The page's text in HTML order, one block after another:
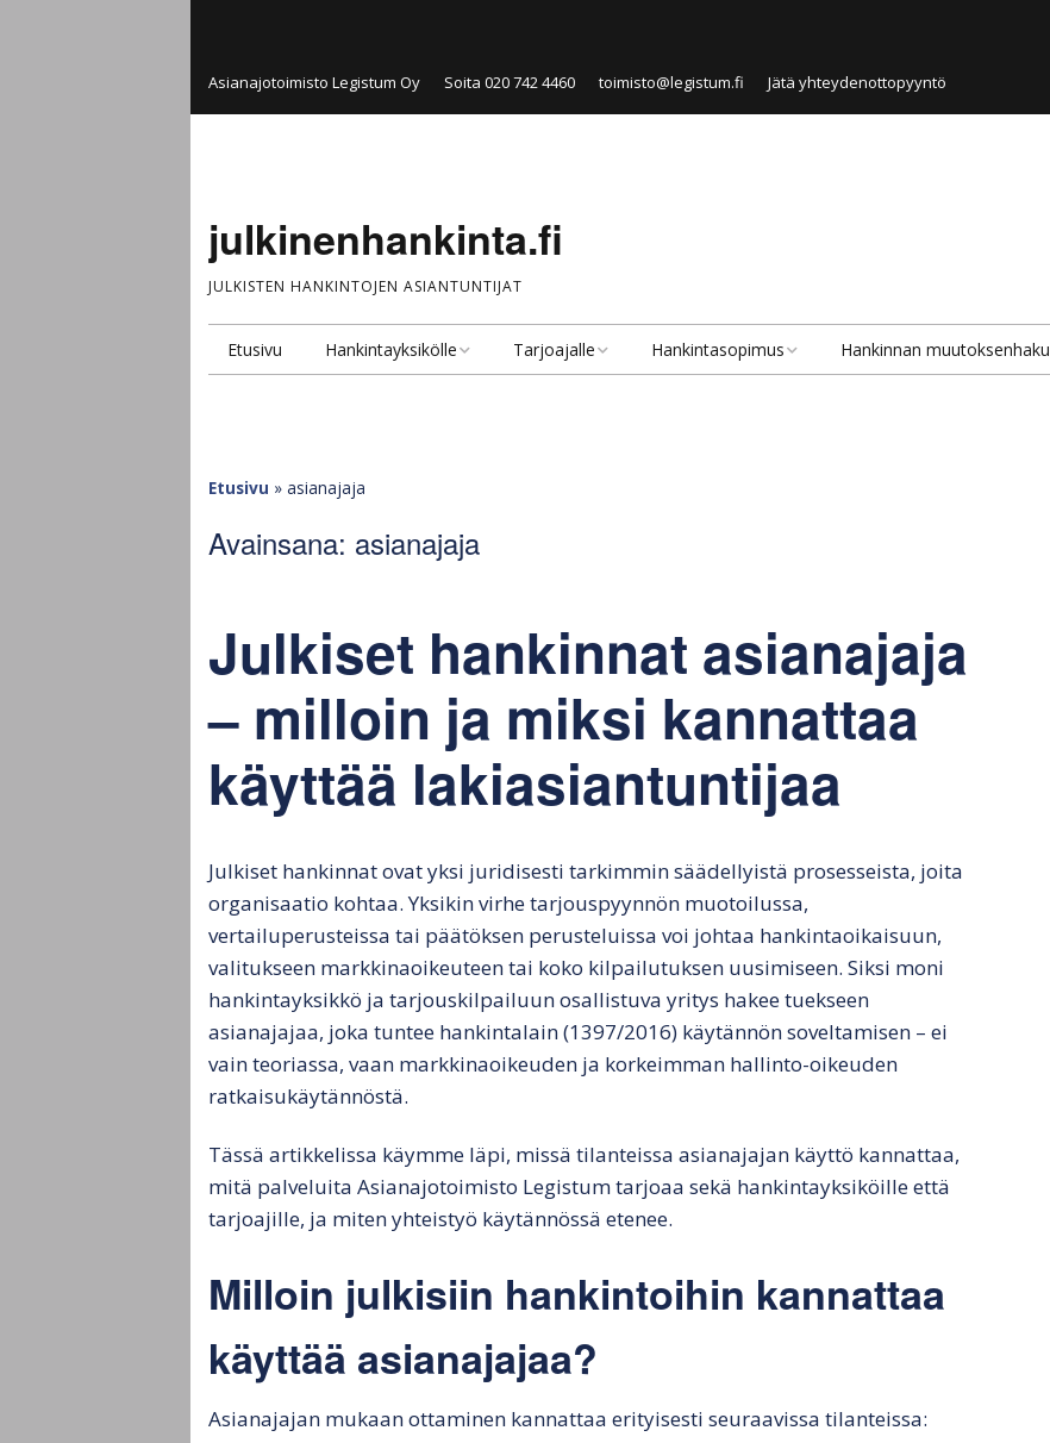
Asianajotoimisto Legistum Oy Soita 020 742 4460 toimisto@legistum.fi Jätä yhteydenottopyyntö
julkinenhankinta.fi
JULKISTEN HANKINTOJEN ASIANTUNTIJAT
Etusivu Hankintayksikölle
hankintamenettely
Julkiset tarjouspyynnöt
Hankintamenettelyn
tarjouspyyntöön
arviointi ja päätös
Julkisten tarjousten
valinta
Tarjoajalle
Hankintapäätös
Hyvän tarjouksen
tunnusmerkit ja
laatiminen
Hankintasopimus
odotusaika
Hyvä julkisen
hankinnan sopimus
Markkinaoikeusvalituks
en vaikutukset
Julkisen hankinnan
väliaikainen
järjestäminen
Hankinnan muutoksenhaku
Julkisen hankinnan
vahingonkorvaus
Etusivu » asianajaja
Avainsana: asianajaja
Julkiset hankinnat asianajaja
– milloin ja miksi kannattaa
käyttää lakiasiantuntijaa
Julkiset hankinnat ovat yksi juridisesti tarkimmin säädellyistä prosesseista, joita
organisaatio kohtaa. Yksikin virhe tarjouspyynnön muotoilussa,
vertailuperusteissa tai päätöksen perusteluissa voi johtaa hankintaoikaisuun,
valitukseen markkinaoikeuteen tai koko kilpailutuksen uusimiseen. Siksi moni
hankintayksikkö ja tarjouskilpailuun osallistuva yritys hakee tuekseen
asianajajaa, joka tuntee hankintalain (1397/2016) käytännön soveltamisen – ei
vain teoriassa, vaan markkinaoikeuden ja korkeimman hallinto-oikeuden
ratkaisukäytännöstä.
Tässä artikkelissa käymme läpi, missä tilanteissa asianajajan käyttö kannattaa,
mitä palveluita Asianajotoimisto Legistum tarjoaa sekä hankintayksiköille että
tarjoajille, ja miten yhteistyö käytännössä etenee.
Milloin julkisiin hankintoihin kannattaa
käyttää asianajajaa?
Asianajajan mukaan ottaminen kannattaa erityisesti seuraavissa tilanteissa: